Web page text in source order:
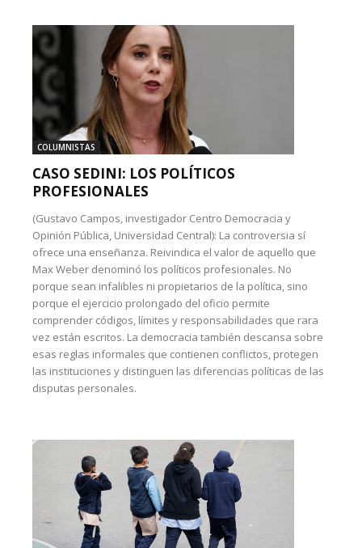
COLUMNISTAS
CASO SEDINI: LOS POLÍTICOS
PROFESIONALES
(Gustavo Campos, investigador Centro Democracia y
Opinión Pública, Universidad Central): La controversia sí
ofrece una enseñanza. Reivindica el valor de aquello que
Max Weber denominó los políticos profesionales. No
porque sean infalibles ni propietarios de la política, sino
porque el ejercicio prolongado del oficio permite
comprender códigos, límites y responsabilidades que rara
vez están escritos. La democracia también descansa sobre
esas reglas informales que contienen conflictos, protegen
las instituciones y distinguen las diferencias políticas de las
disputas personales.